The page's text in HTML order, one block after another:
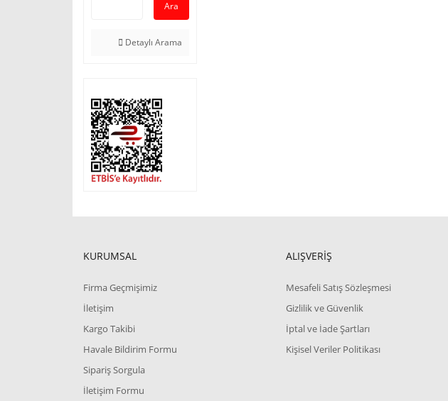
Ara
Detaylı Arama
KURUMSAL
Firma Geçmişimiz
İletişim
Kargo Takibi
Havale Bildirim Formu
Sipariş Sorgula
İletişim Formu
ALIŞVERİŞ
Mesafeli Satış Sözleşmesi
Gizlilik ve Güvenlik
İptal ve İade Şartları
Kişisel Veriler Politikası